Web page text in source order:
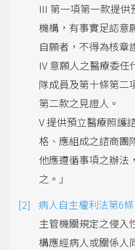
III 第一項第一款提
機構，有事實足認意
自願者，不得為核章
IV 意願人之醫療委
隊成員及第十條第二
第二款之見證人。
V 提供預立醫療照護
格、應組成之諮商團
他應遵循事項之辦法
之。」
病人自主權利法第6條
主管機關規定之侵入
構應經病人或關係人